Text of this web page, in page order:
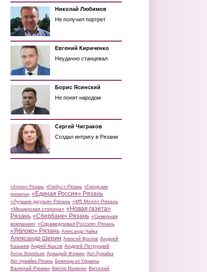
Николай Любимов
Не получил портрет
Евгений Кириченко
Неудачно станцевал
Борис Ясинский
Не понят народом
Сергей Чиграков
Создал интригу в Рязани
«Атрон» Рязань «Глобус» Рязань «Городские
проекты» «Единая Россия» Рязань
«Лучшие друзья» Рязань «М5 Молл» Рязань
«Мещерская сторона» «Новая газета»
Рязань «Сбербанк» Рязань «Северная
компания» «Справедливая Россия» Рязань
«Яблоко» Рязань Александр Чайка
Александр Шерин Алексей Фролов Андрей
Кашаев Андрей Красов Андрей Петруцкий
Антон Воробьев Аркадий Фомин Арт-Лужайка
Арт-лужайка Рязань Беженцы из Украины
Валерий Рюмин Виктор Малюгин Виталий